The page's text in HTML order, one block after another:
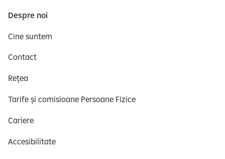
Despre noi
Cine suntem
Contact
Rețea
Tarife și comisioane Persoane Fizice
Cariere
Accesibilitate